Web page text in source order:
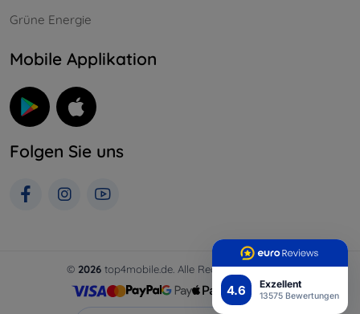
4.6 Exzellent
13575 Bewertungen
Grüne Energie
Mobile Applikation
Folgen Sie uns
© 2026 top4mobile.de. Alle Rechte vorbehalten.